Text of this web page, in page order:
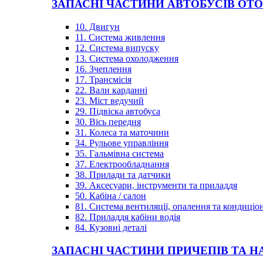
ЗАПАСНІ ЧАСТИНИ АВТОБУСІВ
10. Двигун
11. Система живлення
12. Система випуску
13. Система охолодження
16. Зчеплення
17. Трансмісія
22. Вали карданні
23. Міст ведучий
29. Підвіска автобуса
30. Вісь передня
31. Колеса та маточини
34. Рульове управління
35. Гальмівна система
37. Електрообладнання
38. Прилади та датчики
39. Аксесуари, інструменти та приладдя
50. Кабіна / салон
81. Система вентиляції, опалення та
82. Приладдя кабіни водія
84. Кузовні деталі
ЗАПАСНІ ЧАСТИНИ ПРИЧЕПІВ ТА